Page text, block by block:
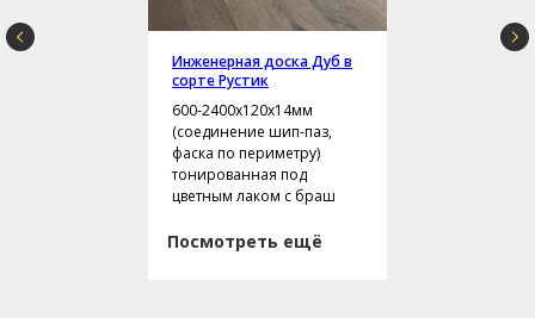
Инженерная доска Дуб в
сорте Рустик
600-2400х120х14мм
(соединение шип-паз,
фаска по периметру)
тонированная под
цветным лаком с браш
Посмотреть ещё